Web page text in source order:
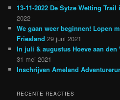
13-11-2022 De Sytze Wetting
2022
We gaan weer beginnen! Lopen
Friesland 29 juni 2021
In juli & augustus Hoeve aan
31 mei 2021
Inschrijven Ameland
RECENTE REACTIES